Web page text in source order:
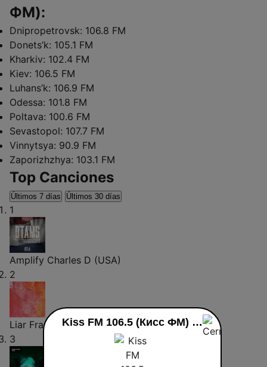
ФМ):
Dnipropetrovsk: 106.8 FM
Donets’k: 105.1 FM
Kharkiv: 102.4 FM
Kiev: 106.5 FM
Luhans’k: 106.9 FM
Odessa: 101.8 FM
Poltava: 100.6 FM
Sevastopol: 107.7 FM
Vinnytsya: 90.9 FM
Zaporizhzhya: 103.1 FM
Top Canciones
Últimos 7 días Últimos 30 días
1
Amplify Charles D (USA)
2
Liar Franc Fala
3
Kiss FM 106.5 (Кисc ФМ) en vivo